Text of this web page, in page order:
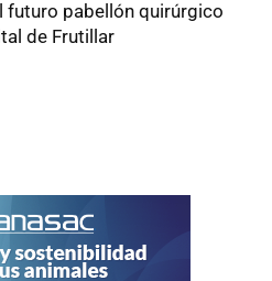
futuro pabellón quirúrgico
de Frutillar